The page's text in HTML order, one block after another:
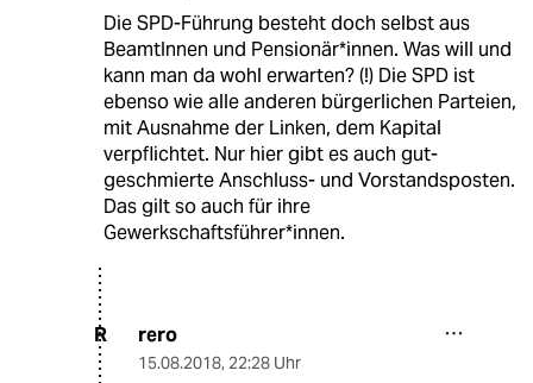
Die SPD-Führung besteht doch selbst aus
BeamtInnen und Pensionär*innen. Was will und
kann man da wohl erwarten? (!) Die SPD ist
ebenso wie alle anderen bürgerlichen Parteien,
mit Ausnahme der Linken, dem Kapital
verpflichtet. Nur hier gibt es auch gut-
geschmierte Anschluss- und Vorstandsposten.
Das gilt so auch für ihre
Gewerkschaftsführer*innen.
R rero
15.08.2018, 22:28 Uhr